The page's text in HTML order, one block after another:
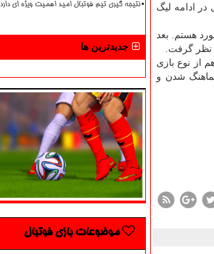
ادامه لیگ
هستم. بعد
نظر گرفت.
از نوع بازی
شدن و
نتیجه گیری تیم فوتبال امید اهمیت ویژه ای دارد
جدیدترین ها
موضوعات بازی فوتبال